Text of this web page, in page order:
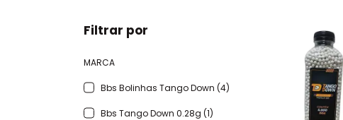
Filtrar por
MARCA
Bbs Bolinhas Tango Down (4)
Bbs Tango Down 0.28g (1)